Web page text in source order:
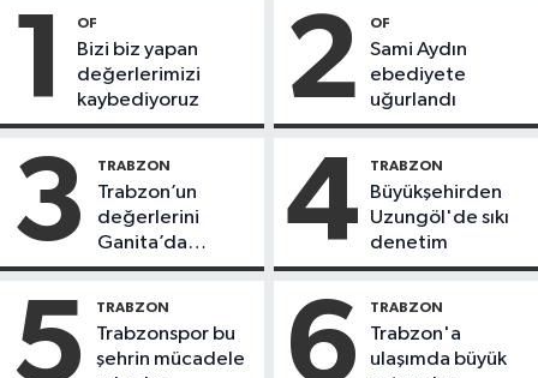
1 OF
Bizi biz yapan
değerlerimizi
kaybediyoruz
2 OF
Sami Aydın
ebediyete
uğurlandı
3 TRABZON
Trabzon’un
değerlerini
Ganita’da
yaşatıyoruz
4 TRABZON
Büyükşehirden
Uzungöl'de sıkı
denetim
5 TRABZON
Trabzonspor bu
şehrin mücadele
6 TRABZON
Trabzon'a
ulaşımda büyük